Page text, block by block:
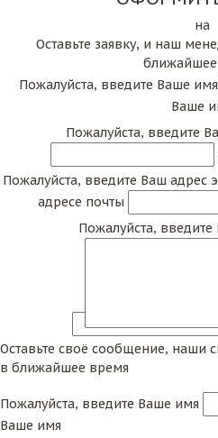
на
Оставьте заявку, и наш
Пожалуйста, введите Ваше имя
Ваше
Пожалуйста, введите
Пожалуйста, введите Ваш адрес
адресе почты
Пожалуйста,
Оставьте своё сообщение, наши
в ближайшее время
Пожалуйста, введите Ваше имя
Ваше имя